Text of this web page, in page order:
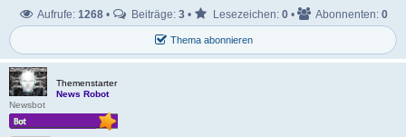
Thema abonnieren
Aufrufe: 1268• Beiträge: 3• Lesezeichen: 0• Abonnenten: 0
Themenstarter
News Robot
Newsbot